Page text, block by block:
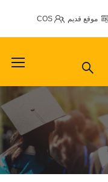
موقع قديم COS